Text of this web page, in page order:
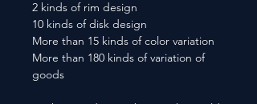
2 kinds of rim design
10 kinds of disk design
More than 15 kinds of color variation
More than 180 kinds of variation of
goods